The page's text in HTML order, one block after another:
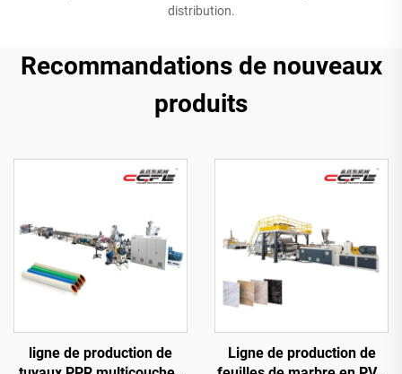
distribution.
Recommandations de nouveaux
produits
ligne de production de
Ligne de production de